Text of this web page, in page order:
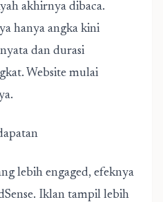
akhirnya dibaca.
hanya angka kini
dan durasi
Website mulai
lebih engaged, efeknya
Iklan tampil lebih